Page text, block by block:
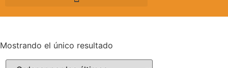
Mostrando el único resultado